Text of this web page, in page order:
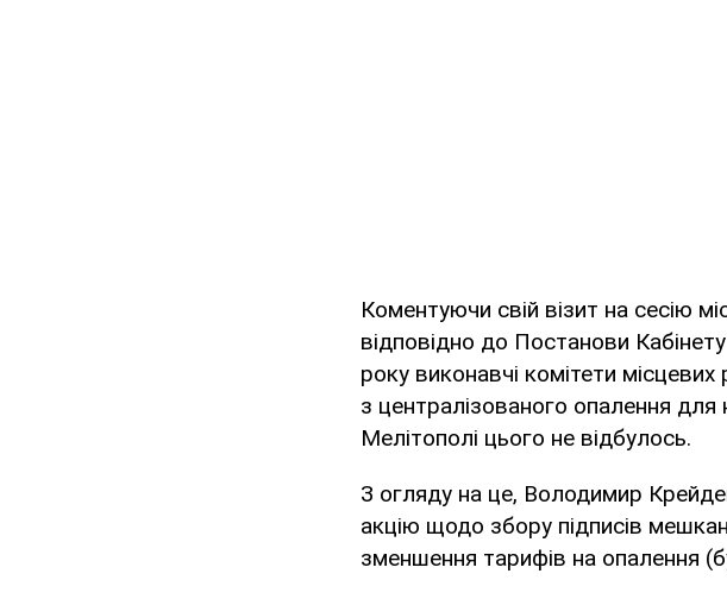
Коментуючи свій візит на сесію
відповідно до Постанови
року виконавчі комітети
з централізованого опалення для
Мелітополі цього не відбулось.
З огляду на це, Володимир
акцію щодо збору підписів
зменшення тарифів на опалення